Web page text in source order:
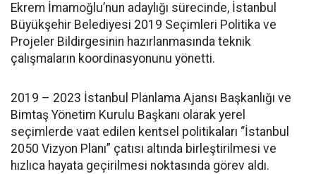
Ekrem İmamoğlu’nun adaylığı sürecinde, İstanbul
Büyükşehir Belediyesi 2019 Seçimleri Politika ve
Projeler Bildirgesinin hazırlanmasında teknik
çalışmaların koordinasyonunu yönetti.
2019 – 2023 İstanbul Planlama Ajansı Başkanlığı ve
Bimtaş Yönetim Kurulu Başkanı olarak yerel
seçimlerde vaat edilen kentsel politikaları “İstanbul
2050 Vizyon Planı” çatısı altında birleştirilmesi ve
hızlıca hayata geçirilmesi noktasında görev aldı.